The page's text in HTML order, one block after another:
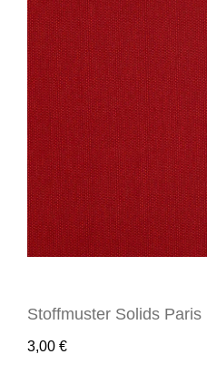
Stoffmuster Solids Paris
3,00 €